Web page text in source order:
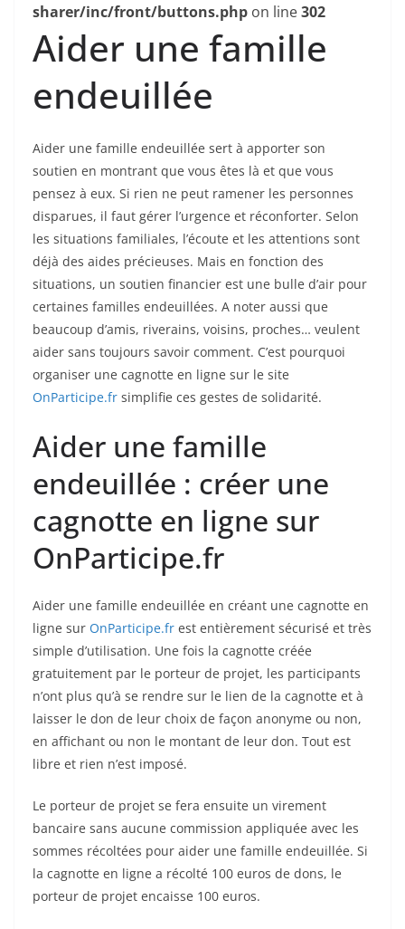
sharer/inc/front/buttons.php on line302
Aider une famille
endeuillée
Aider une famille endeuillée sert à apporter son
soutien en montrant que vous êtes là et que vous
pensez à eux. Si rien ne peut ramener les personnes
disparues, il faut gérer l’urgence et réconforter. Selon
les situations familiales, l’écoute et les attentions sont
déjà des aides précieuses. Mais en fonction des
situations, un soutien financier est une bulle d’air pour
certaines familles endeuillées. A noter aussi que
beaucoup d’amis, riverains, voisins, proches… veulent
aider sans toujours savoir comment. C’est pourquoi
organiser une cagnotte en ligne sur le site
OnParticipe.fr simplifie ces gestes de solidarité.
Aider une famille
endeuillée : créer une
cagnotte en ligne sur
OnParticipe.fr
Aider une famille endeuillée en créant une cagnotte en
ligne sur OnParticipe.fr est entièrement sécurisé et très
simple d’utilisation. Une fois la cagnotte créée
gratuitement par le porteur de projet, les participants
n’ont plus qu’à se rendre sur le lien de la cagnotte et à
laisser le don de leur choix de façon anonyme ou non,
en affichant ou non le montant de leur don. Tout est
libre et rien n’est imposé.
Le porteur de projet se fera ensuite un virement
bancaire sans aucune commission appliquée avec les
sommes récoltées pour aider une famille endeuillée. Si
la cagnotte en ligne a récolté 100 euros de dons, le
porteur de projet encaisse 100 euros.